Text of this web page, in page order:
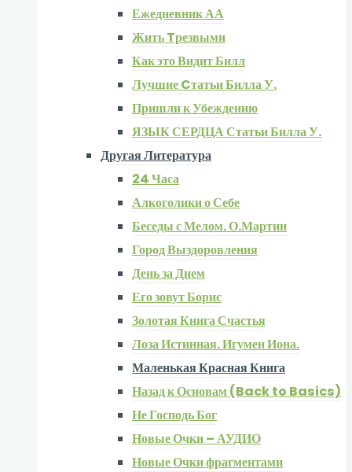
Ежедневник АА
Жить Tрезвыми
Как это Видит Билл
Лучшие Cтатьи Билла У.
Пришли к Убеждению
ЯЗЫК СЕРДЦА Статьи Билла У.
Другая Литература
24 Часа
Алкоголики о Себе
Беседы с Мелом. О.Мартин
Город Выздоровления
День за Днем
Его зовут Борис
Золотая Книга Счастья
Лоза Истинная. Игумен Иона.
Маленькая Красная Книга
Назад к Основам (Back to Basics)
Не Господь Бог
Новые Очки – АУДИО
Новые Очки фрагментами